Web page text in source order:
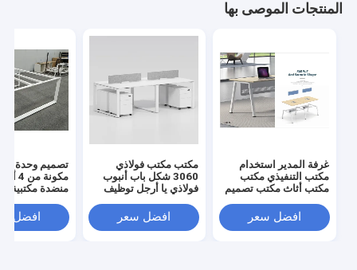
المنتجات الموصى بها
غرفة المدير استخدام
مكتب التنفيذي مكتب
مكتب أثاث مكتب تصميم
افضل سعر
مكتب مكتب فولاذي
3060 شكل باب أنبوب
فولاذي يا أرجل توظيف
افضل سعر
تصميم وحدة
منضدة مكتبية
لون أبيضافضل